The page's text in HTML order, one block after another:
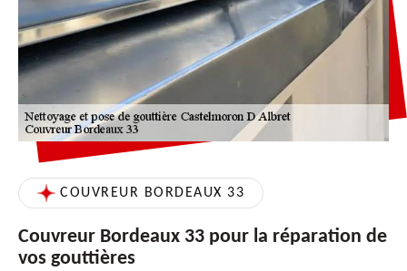
COUVREUR BORDEAUX 33
Couvreur Bordeaux 33 pour la réparation de
vos gouttières